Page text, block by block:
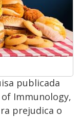
publicada
Immunology,
prejudica o